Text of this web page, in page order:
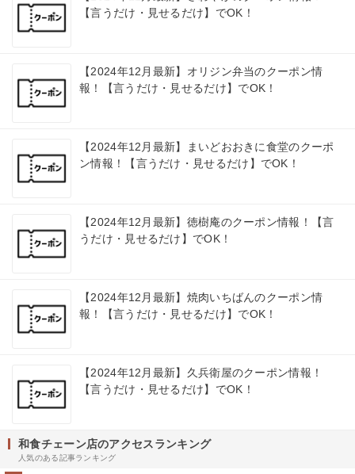
【言うだけ・見せるだけ】でOK！
【2024年12月最新】オリジン弁当のクーポン情
報！【言うだけ・見せるだけ】でOK！
【2024年12月最新】まいどおおきに食堂のクーポ
ン情報！【言うだけ・見せるだけ】でOK！
【2024年12月最新】徳樹庵のクーポン情報！【言
うだけ・見せるだけ】でOK！
【2024年12月最新】焼肉いちばんのクーポン情
報！【言うだけ・見せるだけ】でOK！
【2024年12月最新】久兵衛屋のクーポン情報！
【言うだけ・見せるだけ】でOK！
和食チェーン店のアクセスランキング
人気のある記事ランキング